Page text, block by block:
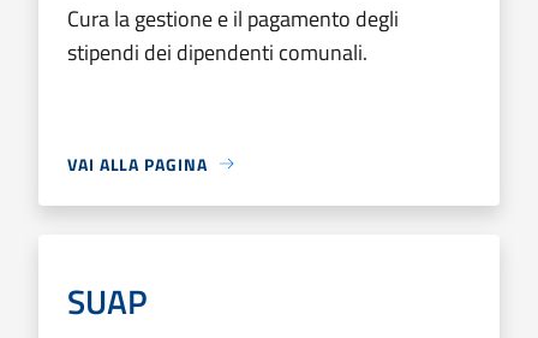
Cura la gestione e il pagamento degli
stipendi dei dipendenti comunali.
VAI ALLA PAGINA
SUAP